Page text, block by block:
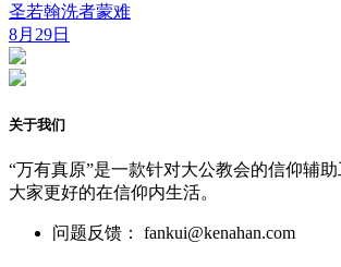
圣若翰洗者蒙难
8月29日
关于我们
“万有真原”是一款针对大公教会的信仰辅
大家更好的在信仰内生活。
问题反馈： fankui@kenahan.com